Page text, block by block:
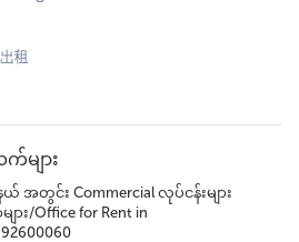
租
များ
အတွင်း Commercial လုပ်ငန်းများ
း/Office for Rent in